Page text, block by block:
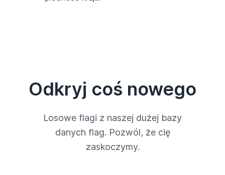
Odkryj coś nowego
Losowe flagi z naszej dużej bazy
danych flag. Pozwól, że cię
zaskoczymy.